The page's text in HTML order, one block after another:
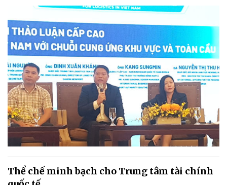
Thể chế minh bạch cho Trung tâm tài chính